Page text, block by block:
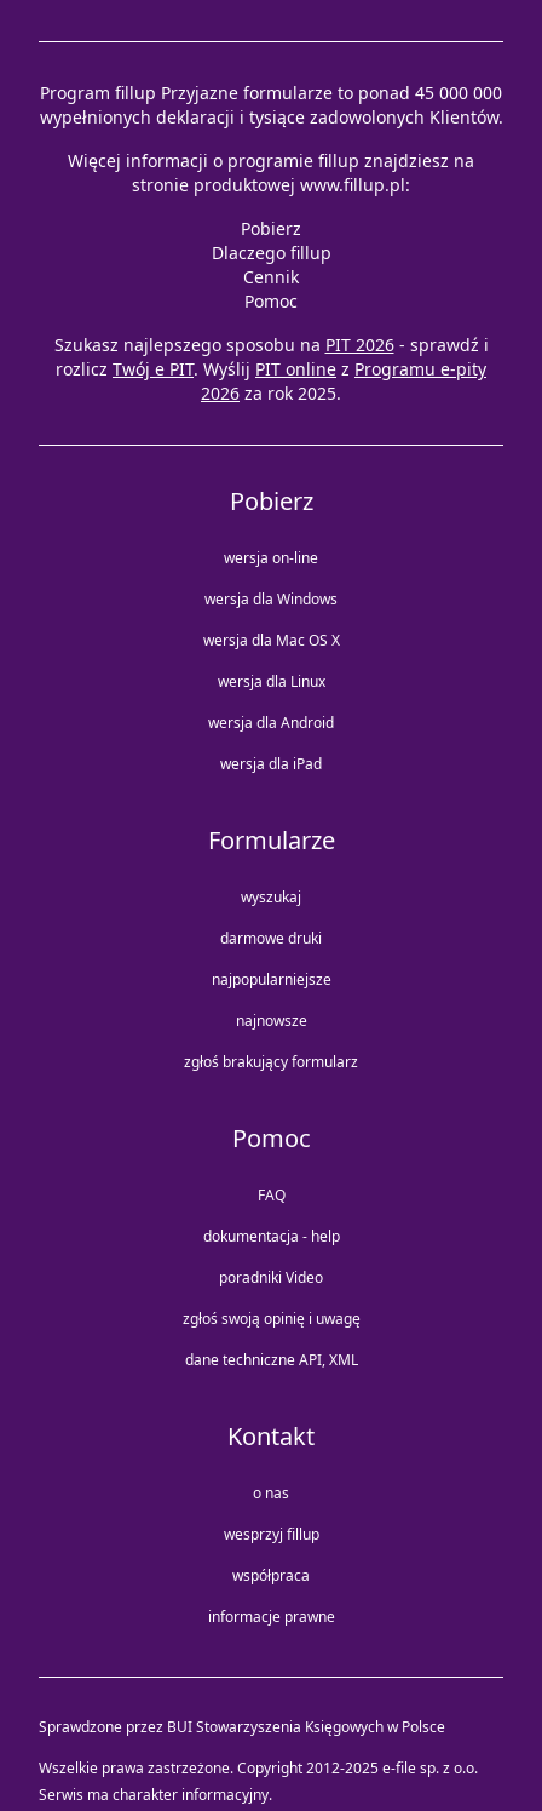
Program fillup Przyjazne formularze to ponad 45 000 000
wypełnionych deklaracji i tysiące zadowolonych Klientów.
Więcej informacji o programie fillup znajdziesz na
stronie produktowej www.fillup.pl:
Pobierz
Dlaczego fillup
Cennik
Pomoc
Szukasz najlepszego sposobu na PIT 2026 - sprawdź i
rozlicz Twój e PIT. Wyślij PIT online z Programu e-pity
2026 za rok 2025.
Pobierz
wersja on-line
wersja dla Windows
wersja dla Mac OS X
wersja dla Linux
wersja dla Android
wersja dla iPad
Formularze
wyszukaj
darmowe druki
najpopularniejsze
najnowsze
zgłoś brakujący formularz
Pomoc
FAQ
dokumentacja - help
poradniki Video
zgłoś swoją opinię i uwagę
dane techniczne API, XML
Kontakt
o nas
wesprzyj fillup
współpraca
informacje prawne
Sprawdzone przez BUI Stowarzyszenia Księgowych w Polsce
Wszelkie prawa zastrzeżone. Copyright 2012-2025e-file sp. z o.o.
Serwis ma charakter informacyjny.